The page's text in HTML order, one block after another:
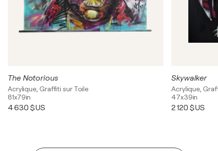
The Notorious
Acrylique, Graffiti sur Toile
81x79in
4 630 $US
Skywalker
Acrylique,
47x39in
2 120 $US